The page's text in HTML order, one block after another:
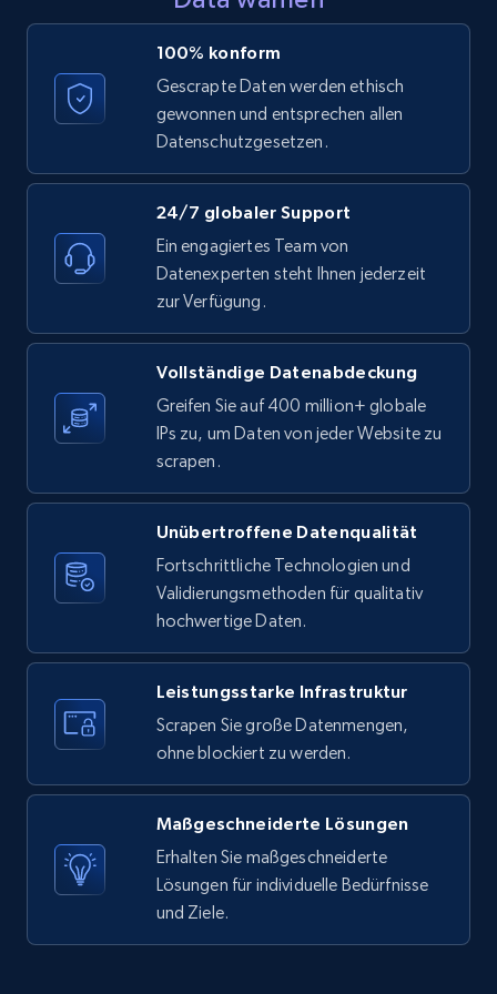
URL, ID, User id, Use url, Title, Headline, Post
text, Date posted, and more.
11.3K+ 1.5K+ Gratis testen
LinkedIn posts - Discover new posts
URL, ID, User id, Use url, Title, Headline, Post
text, Date posted, and more.
11.3K+ 1.5K+ Gratis testen
X (formerly Twitter) - Posts
ID, User posted, Name, Description, Date
posted, Photos, URL, Quoted post, and more.
10.3K+ 1.2K+ Gratis testen
Twitter posts URLs
ID, User posted, Name, Description, Date
posted, Photos, URL, Quoted post, and more.
1.2K+
100% konform
Gescrapte Daten werden ethisch
gewonnen und entsprechen allen
Datenschutzgesetzen.
24/7 globaler Support
Ein engagiertes Team von
Datenexperten steht Ihnen jederzeit
zur Verfügung.
Vollständige Datenabdeckung
Greifen Sie auf 400 million+ globale
IPs zu, um Daten von jeder Website zu
scrapen.
Unübertroffene Datenqualität
Fortschrittliche Technologien und
Validierungsmethoden für qualitativ
hochwertige Daten.
Leistungsstarke Infrastruktur
Scrapen Sie große Datenmengen,
ohne blockiert zu werden.
Maßgeschneiderte Lösungen
Erhalten Sie maßgeschneiderte
Lösungen für individuelle Bedürfnisse
und Ziele.